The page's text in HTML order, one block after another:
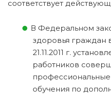
соответствует
В Федеральном
здоровья
21.11.2011 г.
работников
обучения по